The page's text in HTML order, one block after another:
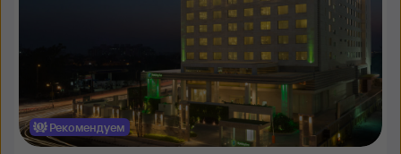
Рекомендуем